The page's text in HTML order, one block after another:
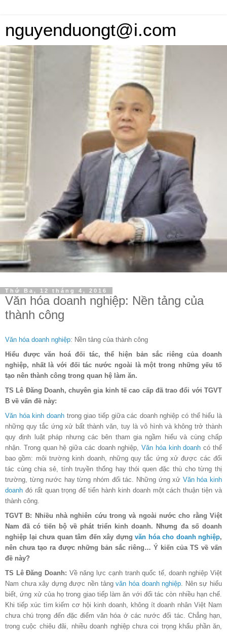
nguyenduongt@i.com
Thứ Ba, 12 tháng 4, 2016
Văn hóa doanh nghiệp: Nền tảng của
thành công
Văn hóa doanh nghiệp: Nền tảng của thành công
Hiểu được văn hoá đối tác, thể hiện bản sắc riêng của doanh
nghiệp, nhất là với đối tác nước ngoài là một trong những yếu tố
tạo nên thành công trong quan hệ làm ăn.
TS Lê Đăng Doanh, chuyên gia kinh tế cao cấp đã trao đổi với TGVT
B về vấn đề này:
Văn hóa kinh doanhtrong giao tiếp giữa các doanh nghiệp có thể hiểu là
những quy tắc ứng xử bất thành văn, tuy là vô hình và không trở thành
quy định luật pháp nhưng các bên tham gia ngầm hiểu và cùng chấp
nhận. Trong quan hệ giữa các doanh nghiệp,Văn hóa kinh doanh có thể
bao gồm: môi trường kinh doanh, những quy tắc ứng xử được các đối
tác cùng chia sẻ, tính truyền thống hay thói quen đặc thù cho từng thị
trường, từng nước hay từng nhóm đối tác. Những ứng xử Văn hóa kinh
doanh đó rất quan trọng để tiến hành kinh doanh một cách thuận tiện và
thành công.
TGVT B: Nhiều nhà nghiên cứu trong và ngoài nước cho rằng Việt
Nam đã có tiến bộ về phát triển kinh doanh. Nhưng đa số doanh
nghiệp lại chưa quan tâm đến xây dựng văn hóa cho doanh nghiệp,
nên chưa tạo ra được những bản sắc riêng… Ý kiến của TS về vấn
đề này?
TS Lê Đăng Doanh: Về năng lực cạnh tranh quốc tế, doanh nghiệp Việt
Nam chưa xây dựng được nền tảngvăn hóa doanh nghiệp . Nên sự hiểu
biết, ứng xử của họ trong giao tiếp làm ăn với đối tác còn nhiều hạn chế.
Khi tiếp xúc tìm kiếm cơ hội kinh doanh, không ít doanh nhân Việt Nam
chưa chú trọng đến đặc điểm văn hóa ở các nước đối tác. Chẳng hạn,
trong cuộc chiêu đãi, nhiều doanh nghiệp chưa coi trọng khẩu phần ăn,